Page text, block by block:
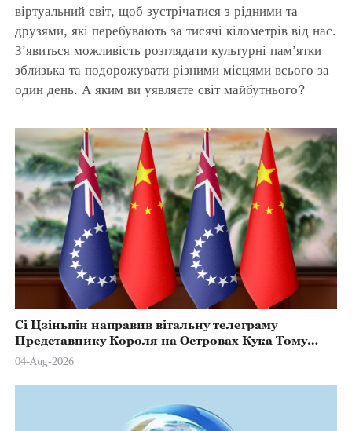
віртуальний світ, щоб зустрічатися з рідними та
друзями, які перебувають за тисячі кілометрів від нас.
З’явиться можливість розглядати культурні пам’ятки
зблизька та подорожувати різними місцями всього за
один день. А яким ви уявляєте світ майбутнього?
Сі Цзіньпін направив вітальну телеграму
Представнику Короля на Островах Кука Тому
Марстерсу з нагоди Дня Конституції
04-Aug-2026